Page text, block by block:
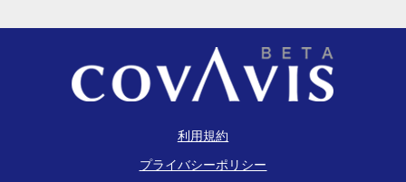
利用規約
プライバシーポリシー